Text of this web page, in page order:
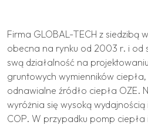
Firma GLOBAL-TECH z siedzibą
obecna na rynku od 2003 r. i od
swą działalność na
gruntowych wymienników
odnawialne źródło ciepła OZE.
wyróżnia się wysoką
COP. W przypadku pomp ciepła